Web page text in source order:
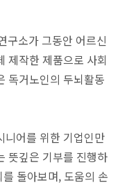
구소가 그동안 어르신
제작한 제품으로 사회
독거노인의 두뇌활동
니어를 위한 기업인만
뜻깊은 기부를 진행하
돌아보며, 도움의 손